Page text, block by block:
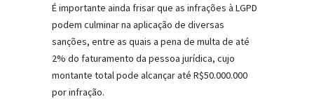
É importante ainda frisar que as infrações à LGPD
podem culminar na aplicação de diversas
sanções, entre as quais a pena de multa de até
2% do faturamento da pessoa jurídica, cujo
montante total pode alcançar até R$50.000.000
por infração.